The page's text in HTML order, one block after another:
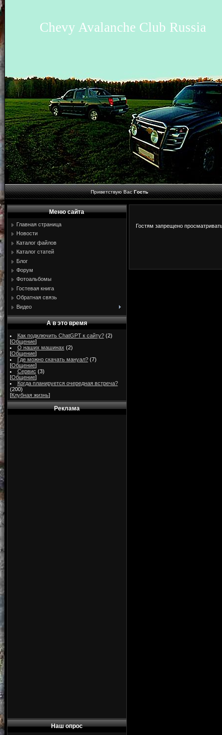
Chevy Avalanche Club Russia
Приветствую Вас Гость
Меню сайта
Главная страница
Новости
Каталог файлов
Каталог статей
Блог
Форум
Фотоальбомы
Гостевая книга
Обратная связь
Видео
А в это время
Как подключить ChatGPT к сайту? (2)
[Общение]
О наших машинах (2)
[Общение]
Где можно скачать мануал? (7)
[Общение]
Сервис (3)
[Общение]
Когда планируется очередная встреча?
(200)
[Клубная жизнь]
Реклама
Наш опрос
Гостям запрещено